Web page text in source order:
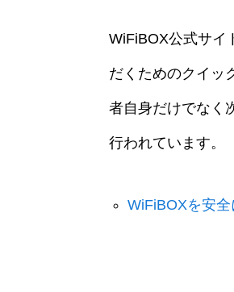
WiFiBOX公式サイ
だくためのクイッ
者自身だけでなく
行われています。
WiFiBOXを安